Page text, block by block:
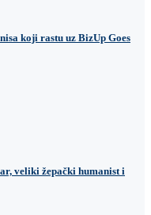
koji rastu uz BizUp Goes
veliki žepački humanist i